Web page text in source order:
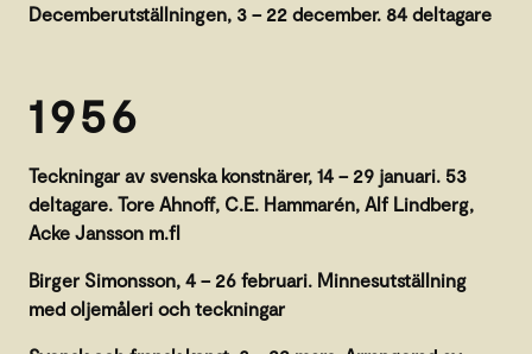
Decemberutställningen, 3 – 22 december. 84 deltagare
1956
Teckningar av svenska konstnärer, 14 – 29 januari. 53
deltagare. Tore Ahnoff, C.E. Hammarén, Alf Lindberg,
Acke Jansson m.fl
Birger Simonsson, 4 – 26 februari. Minnesutställning
med oljemåleri och teckningar